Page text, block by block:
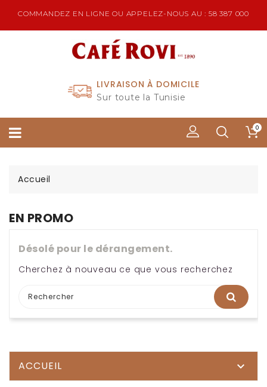
COMMANDEZ EN LIGNE OU APPELEZ-NOUS AU : 58 387 000
LIVRAISON À DOMICILE
Sur toute la Tunisie
0
Accueil
EN PROMO
Désolé pour le dérangement.
Cherchez à nouveau ce que vous recherchez
ACCUEIL 